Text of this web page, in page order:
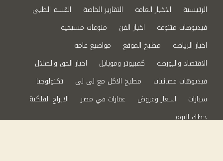
الرئيسية الاخبار العامة التقارير الخاصة
القسم الطبي
فيديوهات متنوعة
اخبار الفن
منوعات مسيحية
اخبار الرياضة
مطبخ الموقع
مواضيع عامة
الاقتصاد والبورصة
كمبيوتر وموبايل
اخبار الحق والضلال
فيديوهات فضائيات
مطبخ الاكل مع لى لى
تكنولوجيا
سيارات
اسعار وعروض عقارات في مصر
الابراج الفلكية
حظك اليوم